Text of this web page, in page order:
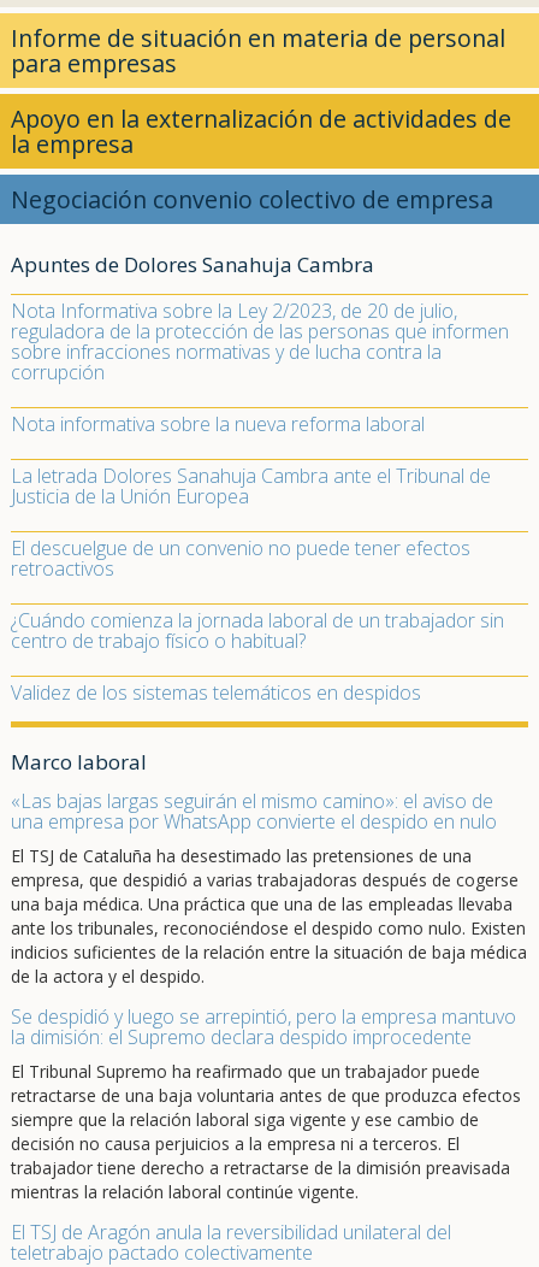
Informe de situación en materia de personal
para empresas
Apoyo en la externalización de actividades de
la empresa
Negociación convenio colectivo de empresa
Apuntes de Dolores Sanahuja Cambra
Nota Informativa sobre la Ley 2/2023, de 20 de julio,
reguladora de la protección de las personas que informen
sobre infracciones normativas y de lucha contra la
corrupción
Nota informativa sobre la nueva reforma laboral
La letrada Dolores Sanahuja Cambra ante el Tribunal de
Justicia de la Unión Europea
El descuelgue de un convenio no puede tener efectos
retroactivos
¿Cuándo comienza la jornada laboral de un trabajador sin
centro de trabajo físico o habitual?
Validez de los sistemas telemáticos en despidos
Marco laboral
«Las bajas largas seguirán el mismo camino»: el aviso de
una empresa por WhatsApp convierte el despido en nulo
El TSJ de Cataluña ha desestimado las pretensiones de una
empresa, que despidió a varias trabajadoras después de cogerse
una baja médica. Una práctica que una de las empleadas llevaba
ante los tribunales, reconociéndose el despido como nulo. Existen
indicios suficientes de la relación entre la situación de baja médica
de la actora y el despido.
Se despidió y luego se arrepintió, pero la empresa mantuvo
la dimisión: el Supremo declara despido improcedente
El Tribunal Supremo ha reafirmado que un trabajador puede
retractarse de una baja voluntaria antes de que produzca efectos
siempre que la relación laboral siga vigente y ese cambio de
decisión no causa perjuicios a la empresa ni a terceros. El
trabajador tiene derecho a retractarse de la dimisión preavisada
mientras la relación laboral continúe vigente.
El TSJ de Aragón anula la reversibilidad unilateral del
teletrabajo pactado colectivamente